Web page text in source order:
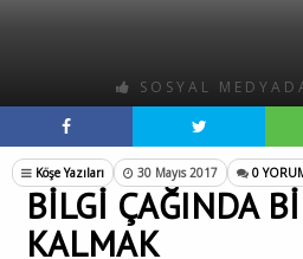
SOSYAL
Köşe Yazıları 30 Mayıs 2017 0
BİLGİ ÇAĞINDA
KALMAK